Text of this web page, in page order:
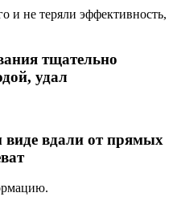
и не теряли эффективность,
тщательно
удал
вдали от прямых